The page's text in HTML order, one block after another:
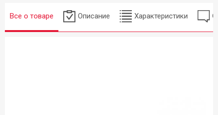
Все о товаре Описание Характеристики